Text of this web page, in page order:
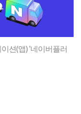
션(앱) '네이버플러